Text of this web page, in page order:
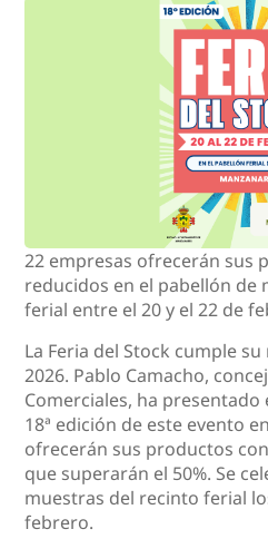
22 empresas ofrecerán sus
reducidos en el pabellón de
ferial entre el 20 y el 22 de
La Feria del Stock cumple
2026. Pablo Camacho,
Comerciales, ha
18ª edición de este evento
ofrecerán sus productos
que superarán el 50%. Se
muestras del recinto ferial
febrero.